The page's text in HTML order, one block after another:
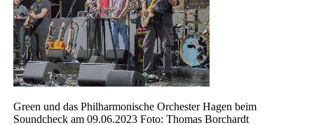
Green und das Philharmonische Orchester Hagen beim
Soundcheck am 09.06.2023 Foto: Thomas Borchardt